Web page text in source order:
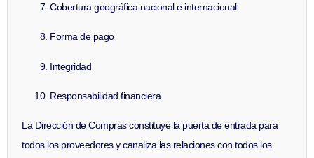
Cobertura geográfica nacional e internacional
Forma de pago
Integridad
Responsabilidad financiera
La Dirección de Compras constituye la puerta de entrada para
todos los proveedores y canaliza las relaciones con todos los